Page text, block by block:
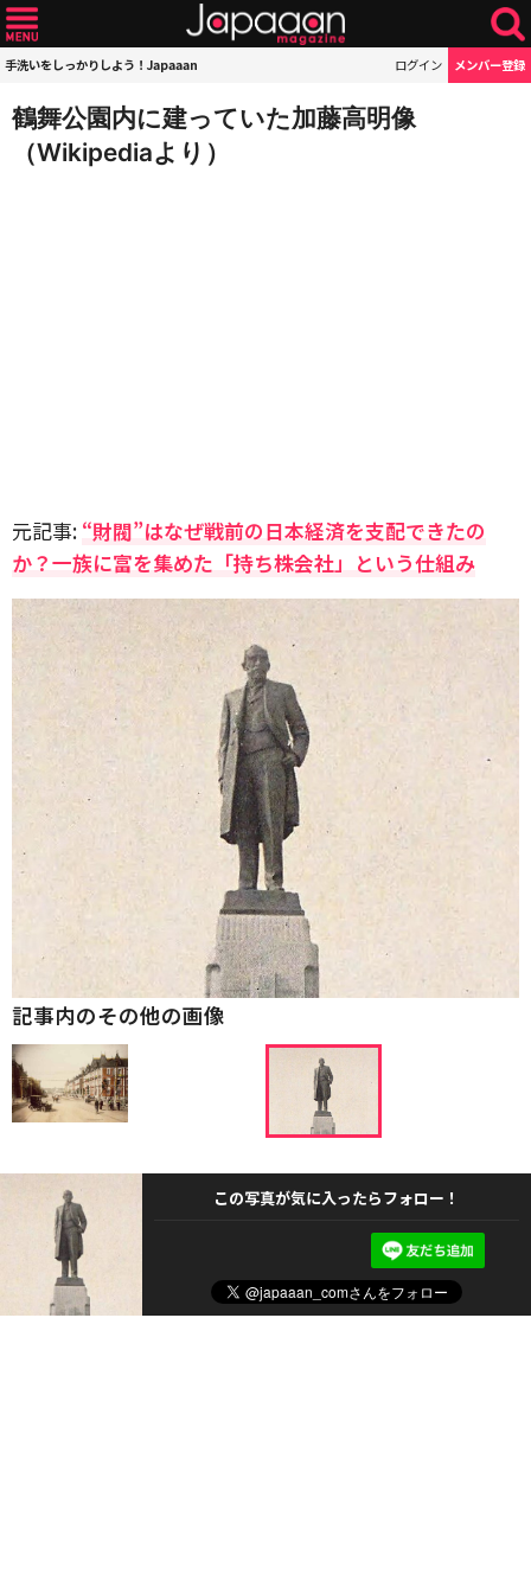
手洗いをしっかりしよう！Japaaan ログイン メンバー登録
鶴舞公園内に建っていた加藤高明像
（Wikipediaより）
元記事: “財閥”はなぜ戦前の日本経済を支配できたの
か？一族に富を集めた「持ち株会社」という仕組み
記事内のその他の画像
この写真が気に入ったらフォロー！